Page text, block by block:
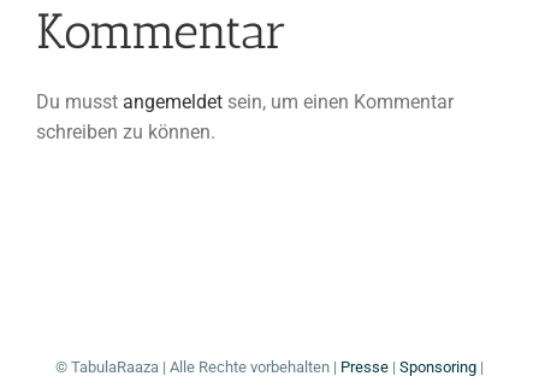
Kommentar
Du musst angemeldet sein, um einen Kommentar
schreiben zu können.
© TabulaRaaza | Alle Rechte vorbehalten | Presse | Sponsoring |